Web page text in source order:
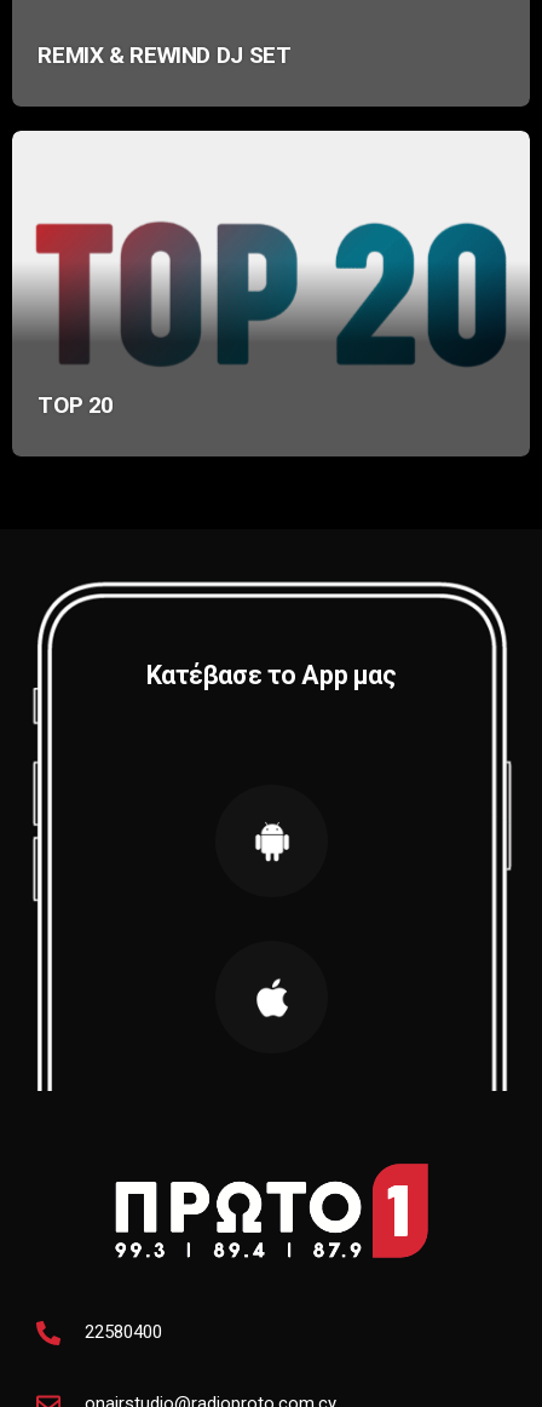
REMIX & REWIND DJ SET
TOP 20
Κατέβασε το App μας
22580400